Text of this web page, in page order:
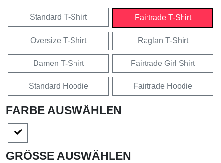
Standard T-Shirt Fairtrade T-Shirt
Oversize T-Shirt Raglan T-Shirt
Damen T-Shirt Fairtrade Girl Shirt
Standard Hoodie Fairtrade Hoodie
FARBE AUSWÄHLEN
GRÖSSE AUSWÄHLEN